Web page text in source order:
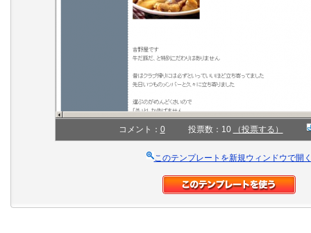
コメント： 0 投票数：10 （投票する）
このテンプレートを新規ウィンドウで開